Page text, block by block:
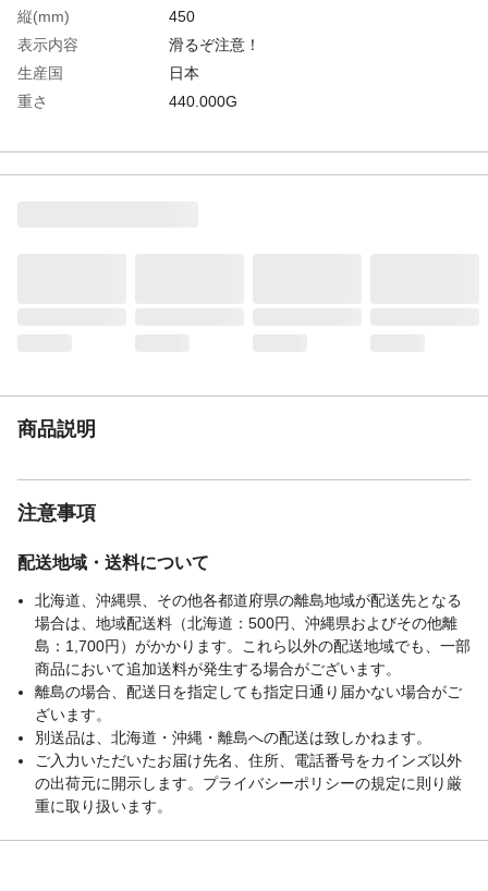
縦(mm)
450
表示内容
滑るぞ注意！
生産国
日本
重さ
440.000G
材質2
裏面：ゴム
商品説明
注意事項
配送地域・送料について
北海道、沖縄県、その他各都道府県の離島地域が配送先となる
場合は、地域配送料（北海道：500円、沖縄県およびその他離
島：1,700円）がかかります。これら以外の配送地域でも、一部
商品において追加送料が発生する場合がございます。
離島の場合、配送日を指定しても指定日通り届かない場合がご
ざいます。
別送品は、北海道・沖縄・離島への配送は致しかねます。
ご入力いただいたお届け先名、住所、電話番号をカインズ以外
の出荷元に開示します。プライバシーポリシーの規定に則り厳
重に取り扱います。